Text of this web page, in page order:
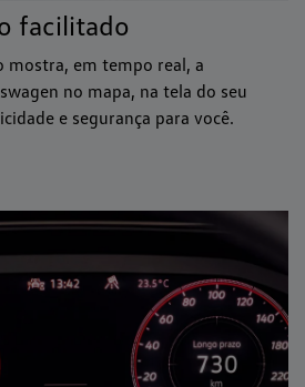
facilitado
mostra, em tempo real, a
no mapa, na tela do seu
e segurança para você.